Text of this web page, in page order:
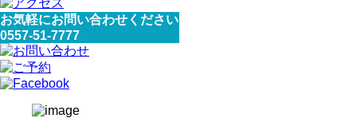
お気軽にお問い合わせください
0557-51-7777